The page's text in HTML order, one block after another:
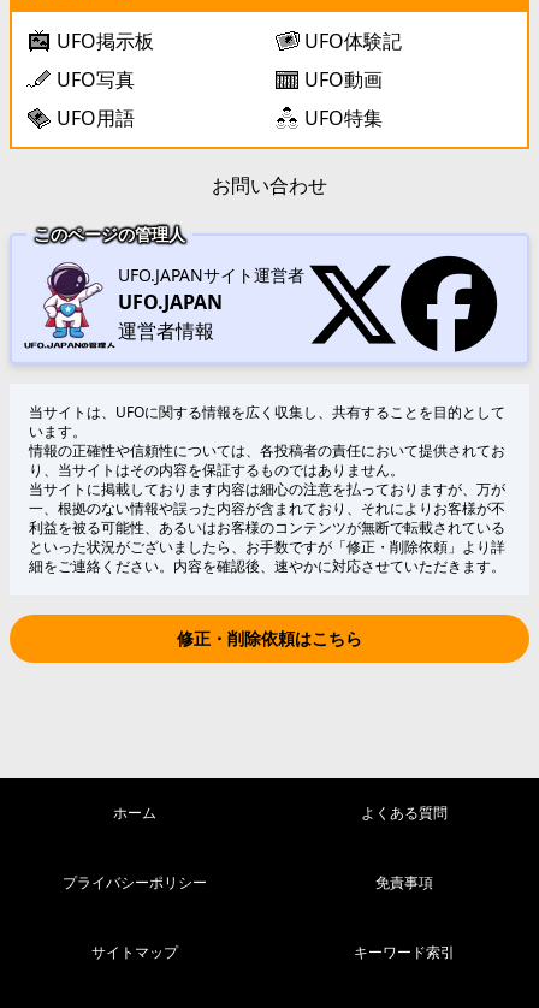
UFO掲示板
UFO体験記
UFO写真
UFO動画
UFO用語
UFO特集
お問い合わせ
このページの管理人
UFO.JAPANサイト運営者
UFO.JAPAN
運営者情報
当サイトは、UFOに関する情報を広く収集し、共有することを目的として
います。
情報の正確性や信頼性については、各投稿者の責任において提供されてお
り、当サイトはその内容を保証するものではありません。
当サイトに掲載しております内容は細心の注意を払っておりますが、万が
一、根拠のない情報や誤った内容が含まれており、それによりお客様が不
利益を被る可能性、あるいはお客様のコンテンツが無断で転載されている
といった状況がございましたら、お手数ですが「修正・削除依頼」より詳
細をご連絡ください。内容を確認後、速やかに対応させていただきます。
修正・削除依頼はこちら
ホーム よくある質問
プライバシーポリシー 免責事項
サイトマップ キーワード索引